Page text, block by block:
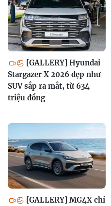
[GALLERY] Hyundai
Stargazer X 2026 đẹp như
SUV sắp ra mắt, từ 634
triệu đồng
[GALLERY] MG4X chỉ